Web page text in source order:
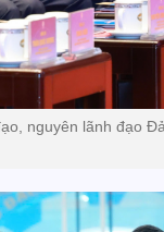
nguyên lãnh đạo